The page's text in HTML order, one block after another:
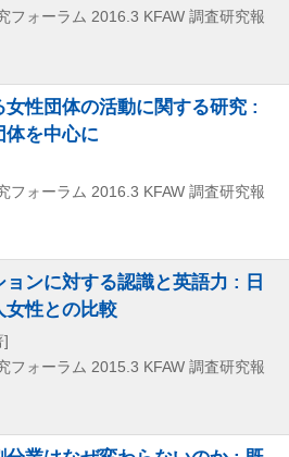
フォーラム 2016.3 KFAW 調査研究報
性団体の活動に関する研究 :
体を中心に
フォーラム 2016.3 KFAW 調査研究報
ョンに対する認識と英語力 : 日
女性との比較
]
フォーラム 2015.3 KFAW 調査研究報